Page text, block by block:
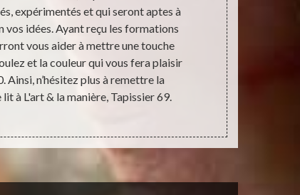
expérimentés et qui seront aptes à
idées. Ayant reçu les formations
vous aider à mettre une touche
et la couleur qui vous fera plaisir
n’hésitez plus à remettre la
à L'art & la manière, Tapissier 69.